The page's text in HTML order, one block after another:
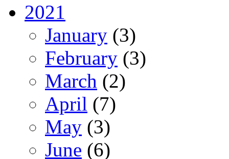
2021
January (3)
February (3)
March (2)
April (7)
May (3)
June (6)